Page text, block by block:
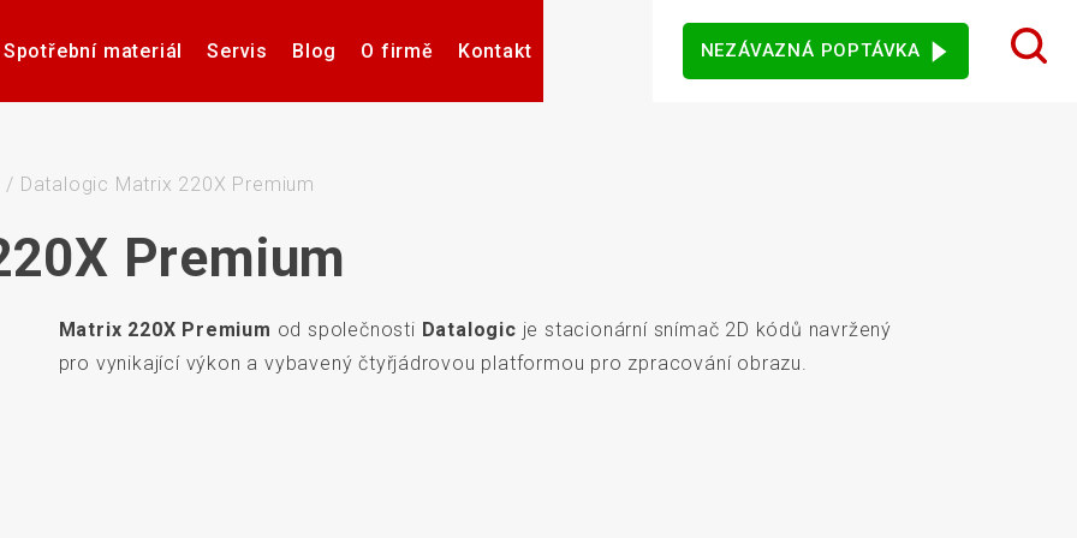
Spotřební materiál Servis Blog O firmě Kontakt
Aplikátory etiket Systémy strojového vidění Senzory
NEZÁVAZNÁ POPTÁVKA
/ Datalogic Matrix 220X Premium
Premium
Matrix 220X Premium od společnosti Datalogic je stacionární snímač 2D kódů navržený
pro vynikající výkon a vybavený čtyřjádrovou platformou pro zpracování obrazu.